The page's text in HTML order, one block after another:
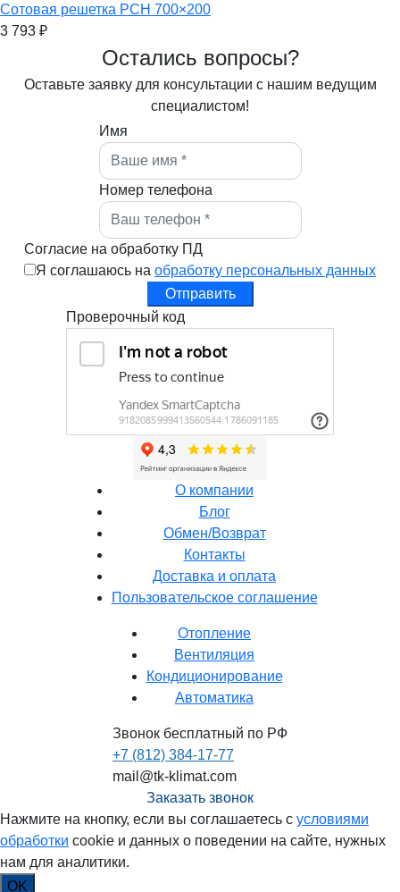
Сотовая решетка РСН 700×200
3 793 ₽
Остались вопросы?
Оставьте заявку для консультации с нашим ведущим
специалистом!
Имя
Номер телефона
Согласие на обработку ПД
Я соглашаюсь на обработку персональных данных
Отправить
Проверочный код
О компании
Блог
Обмен/Возврат
Контакты
Доставка и оплата
Пользовательское соглашение
Отопление
Вентиляция
Кондиционирование
Автоматика
Звонок бесплатный по РФ
+7 (812) 384-17-77
mail@tk-klimat.com
Заказать звонок
Нажмите на кнопку, если вы соглашаетесь с условиями
обработки cookie и данных о поведении на сайте, нужных
нам для аналитики.
OK